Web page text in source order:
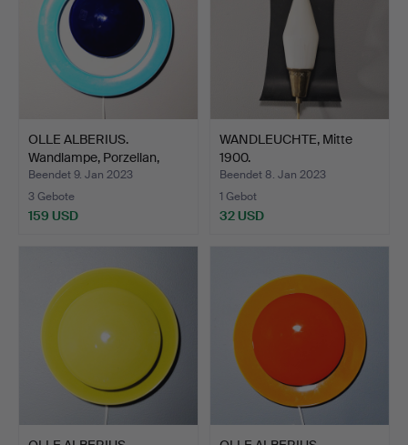
OLLE ALBERIUS.
Wandlampe, Porzellan,
blaue…
Beendet 9. Jan 2023
3 Gebote
159 USD
WANDLEUCHTE, Mitte
1900.
Beendet 8. Jan 2023
1 Gebot
32 USD